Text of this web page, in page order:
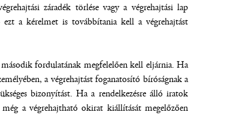
záradék törlése vagy a végrehajtási lap
a kérelmet is továbbítania kell a végrehajtást
fordulatának megfelelően kell eljárnia. Ha
a végrehajtást foganatosító bíróságnak a
bizonyítást. Ha a rendelkezésre álló iratok
a végrehajtható okirat kiállítását megelőzően